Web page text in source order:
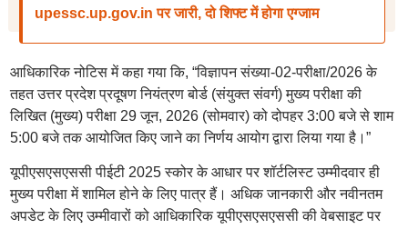
upessc.up.gov.in पर जारी, दो शिफ्ट में होगा एग्जाम
आधिकारिक नोटिस में कहा गया कि, “विज्ञापन संख्या-02-परीक्षा/2026 के
तहत उत्तर प्रदेश प्रदूषण नियंत्रण बोर्ड (संयुक्त संवर्ग) मुख्य परीक्षा की
लिखित (मुख्य) परीक्षा 29 जून, 2026 (सोमवार) को दोपहर 3:00 बजे से शाम
5:00 बजे तक आयोजित किए जाने का निर्णय आयोग द्वारा लिया गया है।”
यूपीएसएसएससी पीईटी 2025 स्कोर के आधार पर शॉर्टलिस्ट उम्मीदवार ही
मुख्य परीक्षा में शामिल होने के लिए पात्र हैं। अधिक जानकारी और नवीनतम
अपडेट के लिए उम्मीवारों को आधिकारिक यूपीएसएसएससी की वेबसाइट पर